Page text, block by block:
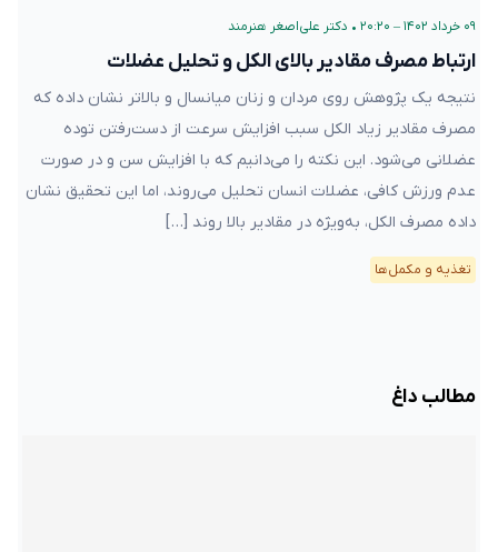
۰۹ خرداد ۱۴۰۲ – ۲۰:۲۰ • دکتر علی‌اصغر هنرمند
ارتباط مصرف مقادیر بالای الکل و تحلیل عضلات
نتیجه یک پژوهش روی مردان و زنان میانسال و بالاتر نشان داده که
مصرف مقادیر زیاد الکل سبب افزایش سرعت از دست‌رفتن توده
عضلانی می‌شود. این نکته را می‌دانیم که با افزایش سن و در صورت
عدم ورزش کافی، عضلات انسان تحلیل می‌روند، اما این تحقیق نشان
داده مصرف الکل، به‌ویژه در مقادیر بالا روند […]
تغذیه و مکمل‌ها
مطالب داغ